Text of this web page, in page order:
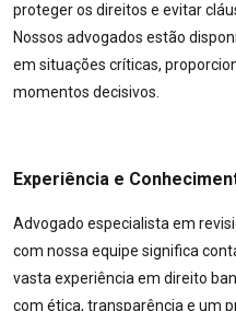
proteger os direitos e evitar
Nossos advogados estão
em situações críticas,
momentos decisivos.
Experiência e
Advogado especialista em
com nossa equipe significa
vasta experiência em direito
com ética, transparência e um